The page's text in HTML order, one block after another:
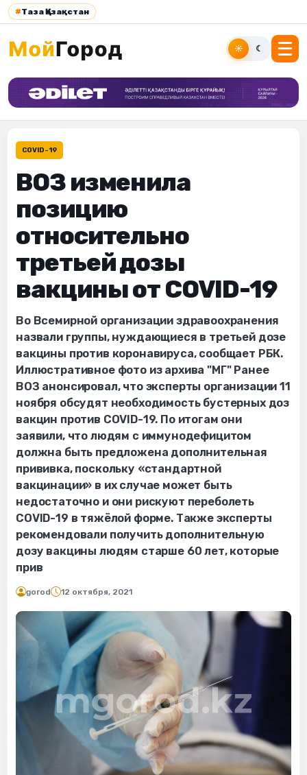
#Таза Қазақстан
☀ ☾
COVID-19
ВОЗ изменила
позицию
относительно
третьей дозы
вакцины от COVID-19
Во Всемирной организации здравоохранения
назвали группы, нуждающиеся в третьей дозе
вакцины против коронавируса, сообщает РБК.
Иллюстративное фото из архива "МГ" Ранее
ВОЗ анонсировал, что эксперты организации 11
ноября обсудят необходимость бустерных доз
вакцин против COVID-19. По итогам они
заявили, что людям с иммунодефицитом
должна быть предложена дополнительная
прививка, поскольку «стандартной
вакцинации» в их случае может быть
недостаточно и они рискуют переболеть
COVID-19 в тяжёлой форме. Также эксперты
рекомендовали получить дополнительную
дозу вакцины людям старше 60 лет, которые
прив
gorod 12 октября, 2021